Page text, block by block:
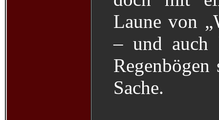
Laune von
– und auch
Sache.